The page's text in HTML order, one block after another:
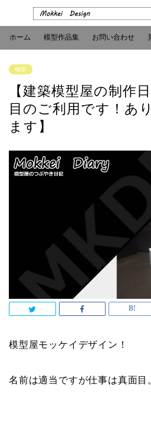
ホーム 模型作品集 お問い合わせ
模型
【建築模型屋の制作
目のご利用です！あ
ます】
模型屋モッケイデザイン！
名前は適当ですが仕事は真面目